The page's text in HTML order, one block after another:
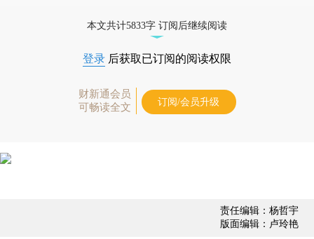
本文共计5833字 订阅后继续阅读
登录 后获取已订阅的阅读权限
财新通会员
可畅读全文
订阅/会员升级
责任编辑：杨哲宇
版面编辑：卢玲艳